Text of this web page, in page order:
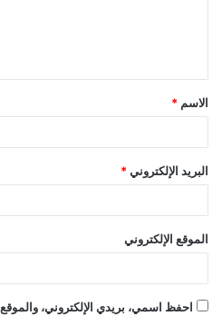
ق
*
الاسم *
البريد الإلكتروني *
الموقع الإلكتروني
احفظ اسمي، بريدي الإلكتروني،